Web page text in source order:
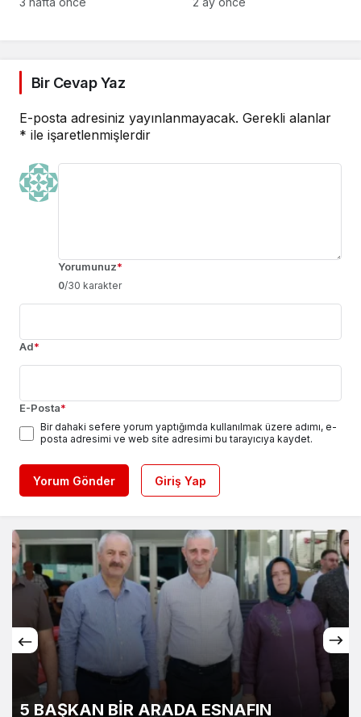
Bir Cevap Yaz
E-posta adresiniz yayınlanmayacak. Gerekli alanlar
* ile işaretlenmişlerdir
Yorumunuz*
0/30 karakter
Ad*
E-Posta*
Bir dahaki sefere yorum yaptığımda kullanılmak üzere adımı, e-
posta adresimi ve web site adresimi bu tarayıcıya kaydet.
Yorum Gönder Giriş Yap
KARASU’DA KENTSEL DÖNÜŞÜM